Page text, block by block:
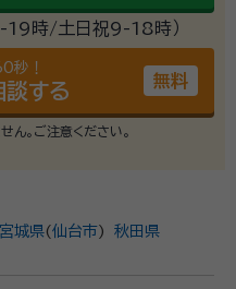
19時/土日祝9-18時）
秒！
する 無料
。ご注意ください。
宮城県(仙台市)
秋田県